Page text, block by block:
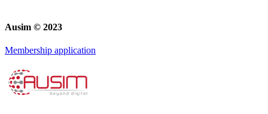
Ausim © 2023
Membership application